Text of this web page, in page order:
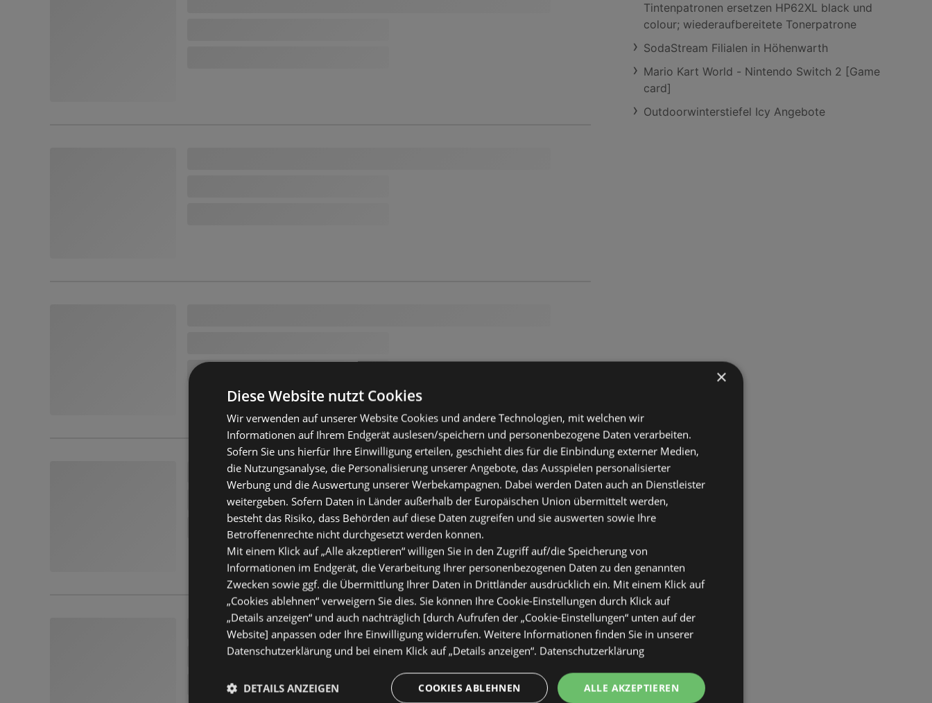
Tintenpatronen ersetzen HP62XL black und
colour; wiederaufbereitete Tonerpatrone
SodaStream Filialen in Höhenwarth
Mario Kart World - Nintendo Switch 2 [Game
card]
Outdoorwinterstiefel Icy Angebote
×
Diese Website nutzt Cookies
Wir verwenden auf unserer Website Cookies und andere Technologien, mit welchen wir
Informationen auf Ihrem Endgerät auslesen/speichern und personenbezogene Daten verarbeiten.
Sofern Sie uns hierfür Ihre Einwilligung erteilen, geschieht dies für die Einbindung externer Medien,
die Nutzungsanalyse, die Personalisierung unserer Angebote, das Ausspielen personalisierter
Werbung und die Auswertung unserer Werbekampagnen. Dabei werden Daten auch an Dienstleister
weitergeben. Sofern Daten in Länder außerhalb der Europäischen Union übermittelt werden,
besteht das Risiko, dass Behörden auf diese Daten zugreifen und sie auswerten sowie Ihre
Betroffenenrechte nicht durchgesetzt werden können.
Mit einem Klick auf „Alle akzeptieren“ willigen Sie in den Zugriff auf/die Speicherung von
Informationen im Endgerät, die Verarbeitung Ihrer personenbezogenen Daten zu den genannten
Zwecken sowie ggf. die Übermittlung Ihrer Daten in Drittländer ausdrücklich ein. Mit einem Klick auf
„Cookies ablehnen“ verweigern Sie dies. Sie können Ihre Cookie-Einstellungen durch Klick auf
„Details anzeigen“ und auch nachträglich [durch Aufrufen der „Cookie-Einstellungen“ unten auf der
Website] anpassen oder Ihre Einwilligung widerrufen. Weitere Informationen finden Sie in unserer
Datenschutzerklärung und bei einem Klick auf „Details anzeigen“. Datenschutzerklärung
ALLE AKZEPTIEREN
COOKIES ABLEHNEN
DETAILS ANZEIGEN